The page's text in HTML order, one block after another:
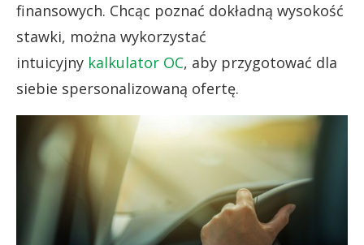
finansowych. Chcąc poznać dokładną wysokość
stawki, można wykorzystać
intuicyjny kalkulator OC, aby przygotować dla
siebie spersonalizowaną ofertę.